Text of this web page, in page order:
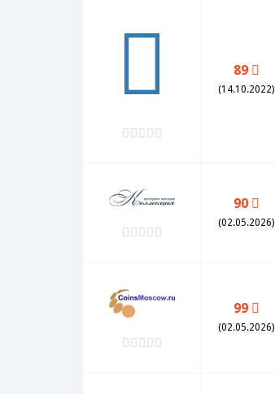
89
(14.10.2022)
90
(02.05.2026)
99
(02.05.2026)